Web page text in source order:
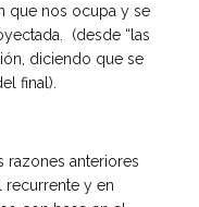
que nos ocupa y se
(desde “las
diciendo que se
final).
razones anteriores
recurrente y en